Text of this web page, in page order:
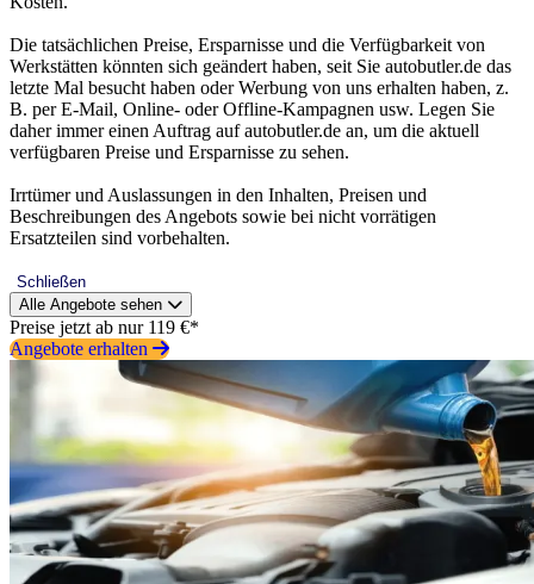
Die tatsächlichen Preise, Ersparnisse und die Verfügbarkeit von
Werkstätten könnten sich geändert haben, seit Sie autobutler.de das
letzte Mal besucht haben oder Werbung von uns erhalten haben, z.
B. per E-Mail, Online- oder Offline-Kampagnen usw. Legen Sie
daher immer einen Auftrag auf autobutler.de an, um die aktuell
verfügbaren Preise und Ersparnisse zu sehen.
Irrtümer und Auslassungen in den Inhalten, Preisen und
Beschreibungen des Angebots sowie bei nicht vorrätigen
Ersatzteilen sind vorbehalten.
Schließen
Alle Angebote sehen
Preise jetzt ab nur 119 €*
Angebote erhalten